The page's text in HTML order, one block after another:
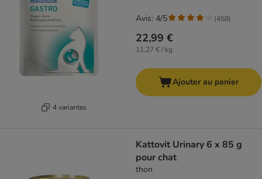
4 variantes
22,99 €
11,27 € / kg
Avis: 4/5 (458)
Ajouter au panier
Kattovit Urinary 6 x 85 g
pour chat
thon